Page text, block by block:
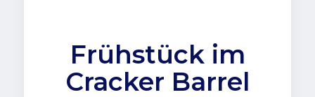
Frühstück im
Cracker Barrel